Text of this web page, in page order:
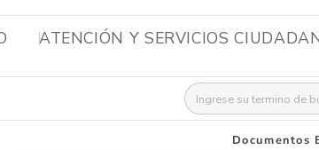
ATENCIÓN Y SERVICIOS
Buscar:
Documentos